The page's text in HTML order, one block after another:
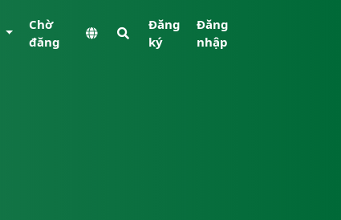
Chờ
đăng
Đăng
ký
Đăng
nhập